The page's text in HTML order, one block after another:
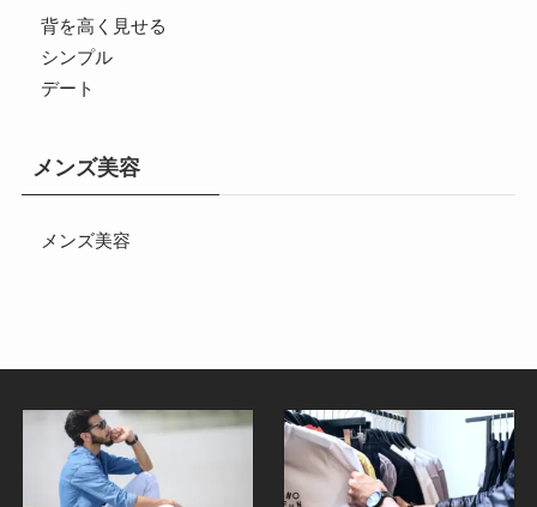
背を高く見せる
シンプル
デート
メンズ美容
メンズ美容